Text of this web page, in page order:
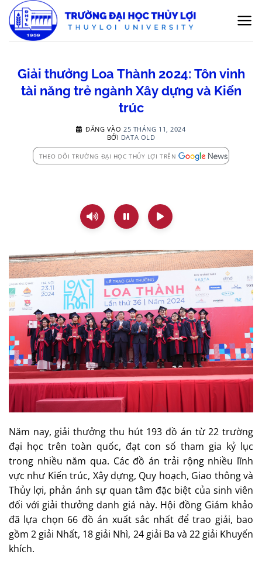
qua
nội
Giải thưởng Loa Thành 2024: Tôn vinh
tài năng trẻ ngành Xây dựng và Kiến
trúc
ĐĂNG VÀO 25 THÁNG 11, 2024
BỞI DATA OLD
THEO DÕI TRƯỜNG ĐẠI HỌC THỦY LỢI TRÊN
Năm nay, giải thưởng thu hút 193 đồ án từ 22 trường
đại học trên toàn quốc, đạt con số tham gia kỷ lục
trong nhiều năm qua. Các đồ án trải rộng nhiều lĩnh
vực như Kiến trúc, Xây dựng, Quy hoạch, Giao thông và
Thủy lợi, phản ánh sự quan tâm đặc biệt của sinh viên
đối với giải thưởng danh giá này. Hội đồng Giám khảo
đã lựa chọn 66 đồ án xuất sắc nhất để trao giải, bao
gồm 2 giải Nhất, 18 giải Nhì, 24 giải Ba và 22 giải Khuyến
khích.